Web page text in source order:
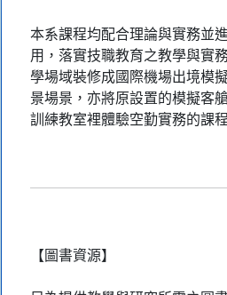
本系課程均配合理論與實務並
用，落實技職教育之教學與實
學場域裝修成國際機場出境模
景場景，亦將原設置的模擬客
訓練教室裡體驗空勤實務的課
【圖書資源】